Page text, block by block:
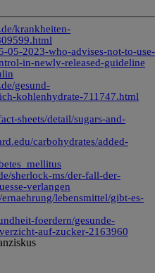
krankheiten-
05-2023-who-advises-not-to-use-
in-newly-released-guideline
gesund-
kohlenhydrate-711747.html
sheets/detail/sugars-and-
carbohydrates/added-
sherlock-ms/der-fall-der-
verlangen
lebensmittel/gibt-es-
foerdern/gesunde-
auf-zucker-2163960